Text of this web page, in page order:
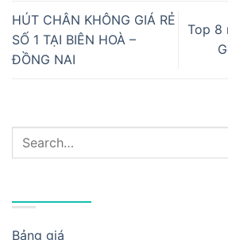
HÚT CHÂN KHÔNG GIÁ RẺ
SỐ 1 TẠI BIÊN HOÀ –
ĐỒNG NAI
Top 8
Bảng giá